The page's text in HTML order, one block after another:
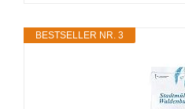
BESTSELLER NR. 3